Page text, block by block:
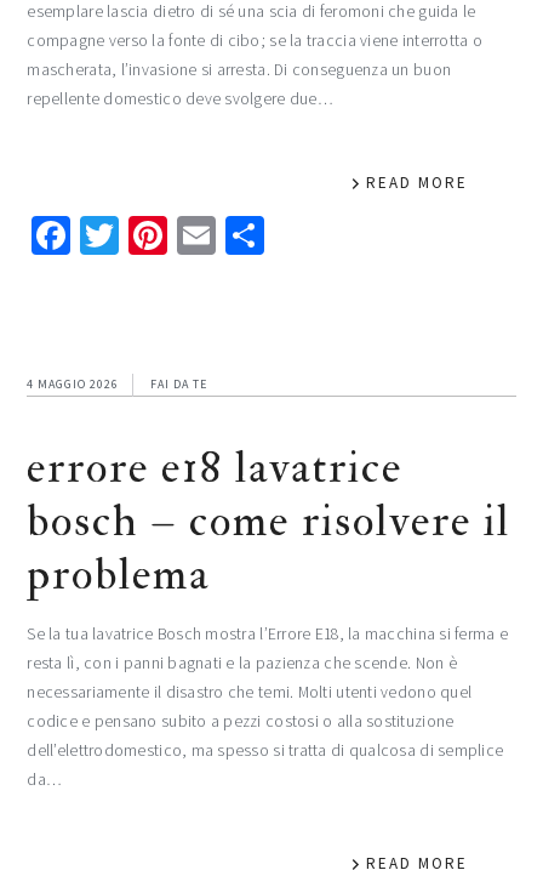
esemplare lascia dietro di sé una scia di feromoni che guida le
compagne verso la fonte di cibo; se la traccia viene interrotta o
mascherata, l’invasione si arresta. Di conseguenza un buon
repellente domestico deve svolgere due…
READ MORE
Facebook
Twitter
Pinterest
Email
4 MAGGIO 2026 FAI DA TE
errore e18 lavatrice
bosch​​​ – come risolvere il
problema
Se la tua lavatrice Bosch mostra l’Errore E18, la macchina si ferma e
resta lì, con i panni bagnati e la pazienza che scende. Non è
necessariamente il disastro che temi. Molti utenti vedono quel
codice e pensano subito a pezzi costosi o alla sostituzione
dell’elettrodomestico, ma spesso si tratta di qualcosa di semplice
da…
READ MORE